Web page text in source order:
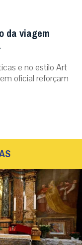
da viagem
e no estilo Art
oficial reforçam